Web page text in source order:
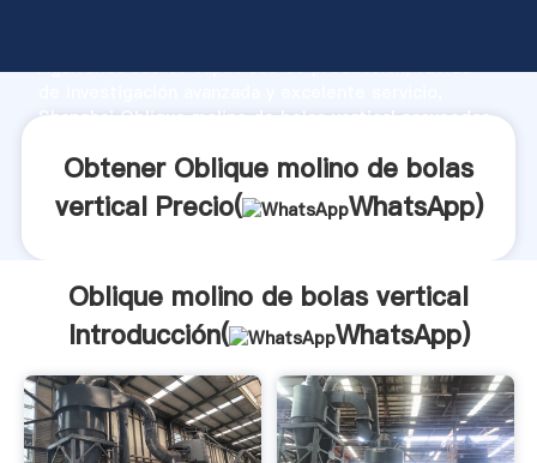
Agarrando fuerte capacidad de producción, fuerza
Shanghai Oblique molino de bolas vertical proveedor
Obtener Oblique molino de bolas
vertical Precio(
WhatsApp)
Oblique molino de bolas vertical
Introducción(
WhatsApp)